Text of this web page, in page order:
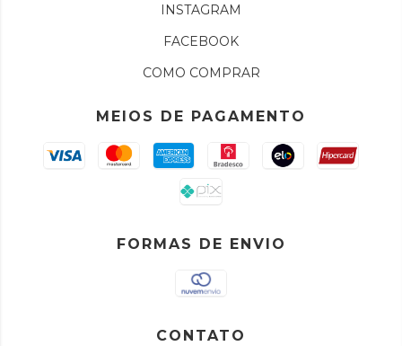
INSTAGRAM
FACEBOOK
COMO COMPRAR
MEIOS DE PAGAMENTO
FORMAS DE ENVIO
CONTATO